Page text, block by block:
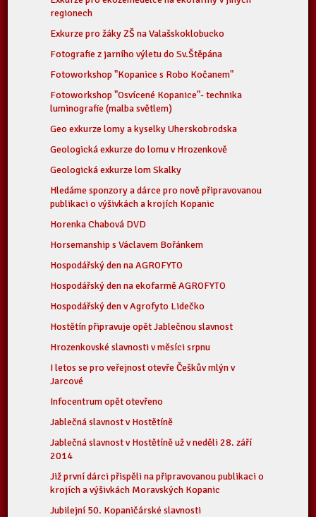
regionech
Exkurze pro žáky ZŠ na Valašskoklobucko
Fotografie z jarního výletu do Sv.Štěpána
Fotoworkshop "Kopanice s Robo Kočanem"
Fotoworkshop "Osvícené Kopanice"- technika
luminografie (malba světlem)
Geo exkurze lomy a kyselky Uherskobrodska
Geologická exkurze do lomu v Hrozenkově
Geologická exkurze lom Skalky
Hledáme sponzory a dárce pro nově připravovanou
publikaci o výšivkách a krojích Kopanic
Horenka Chabová DVD
Horsemanship s Václavem Bořánkem
Hospodářský den na AGROFYTO
Hospodářský den na ekofarmě AGROFYTO
Hospodářský den v Agrofyto Lidečko
Hostětín připravuje opět Jablečnou slavnost
Hrozenkovské slavnosti v měsíci srpnu
I letos se pro veřejnost otevře Češkův mlýn v
Jarcové
Infocentrum opět otevřeno
Jablečná slavnost v Hostětíně
Jablečná slavnost v Hostětíně už v neděli 28. září
2014
Již první dárci přispěli na připravovanou publikaci o
krojích a výšivkách Moravských Kopanic
Jubilejní 50. Kopaničárské slavnosti